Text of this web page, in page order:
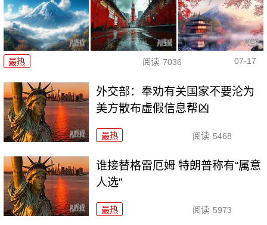
最热 阅读 7036 07-17
外交部：奉劝有关国家不要沦为
美方散布虚假信息帮凶
最热 阅读 5468
谁接替格雷厄姆 特朗普称有“属意
人选”
最热 阅读 5973